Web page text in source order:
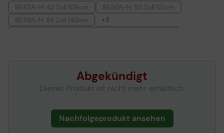
+3
Abgekündigt
Dieses Produkt ist nicht mehr erhältlich.
Nachfolgeprodukt ansehen